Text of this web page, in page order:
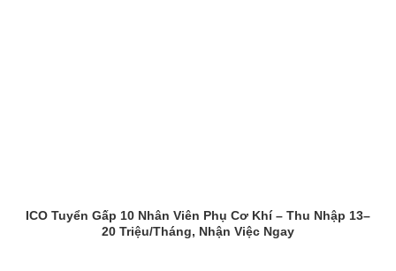
ICO Tuyển Gấp 10 Nhân Viên Phụ Cơ Khí – Thu Nhập 13–
20 Triệu/Tháng, Nhận Việc Ngay